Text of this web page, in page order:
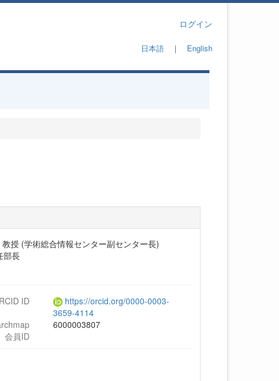
ログイン
日本語｜ English
授 (学術総合情報センター副センター長)
部長
ID
https://orcid.org/0000-0003-
3659-4114
会員ID
6000003807